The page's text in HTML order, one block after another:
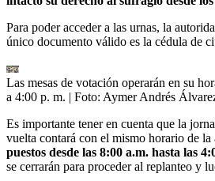
Para poder acceder a las urnas, la
único documento válido es la cédula de
Las mesas de votación operarán en su
a 4:00 p. m. | Foto: Aymer Andrés
Es importante tener en cuenta que la
vuelta contará con el mismo horario de la
puestos desde las 8:00 a.m. hasta las
se cerrarán para proceder al replanteo y